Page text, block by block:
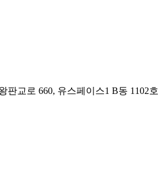
판교로 660, 유스페이스1 B동 1102호